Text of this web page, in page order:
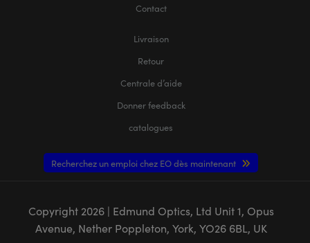
Contact
Livraison
Retour
Centrale d’aide
Donner feedback
catalogues
Recherchez un emploi chez EO dès maintenant
Copyright 2026| Edmund Optics, Ltd Unit 1, Opus
Avenue, Nether Poppleton, York, YO26 6BL, UK